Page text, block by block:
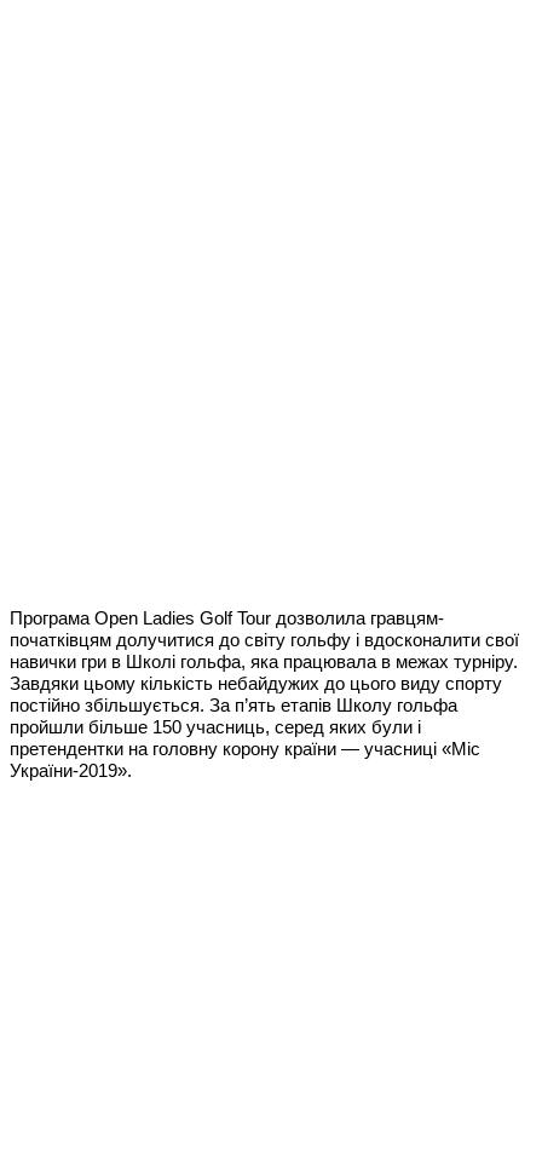
Програма Open Ladies Golf Tour дозволила гравцям-
початківцям долучитися до світу гольфу і вдосконалити свої
навички гри в Школі гольфа, яка працювала в межах турніру.
Завдяки цьому кількість небайдужих до цього виду спорту
постійно збільшується. За п’ять етапів Школу гольфа
пройшли більше 150 учасниць, серед яких були і
претендентки на головну корону країни — учасниці «Міс
України-2019».